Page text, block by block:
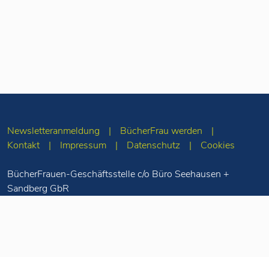
Newsletteranmeldung
BücherFrau werden
Kontakt
Impressum Datenschutz Cookies
BücherFrauen-Geschäftsstelle c/o Büro Seehausen +
Sandberg GbR